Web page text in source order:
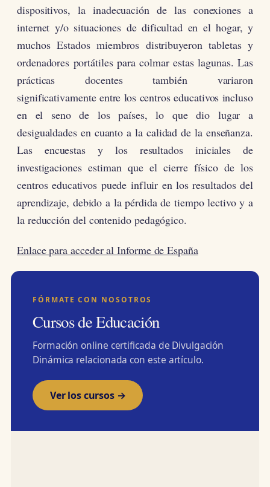
dispositivos, la inadecuación de las conexiones a
internet y/o situaciones de dificultad en el hogar, y
muchos Estados miembros distribuyeron tabletas y
ordenadores portátiles para colmar estas lagunas. Las
prácticas docentes también variaron
significativamente entre los centros educativos incluso
en el seno de los países, lo que dio lugar a
desigualdades en cuanto a la calidad de la enseñanza.
Las encuestas y los resultados iniciales de
investigaciones estiman que el cierre físico de los
centros educativos puede influir en los resultados del
aprendizaje, debido a la pérdida de tiempo lectivo y a
la reducción del contenido pedagógico.
Enlace para acceder al Informe de España
FÓRMATE CON NOSOTROS
Cursos de Educación
Formación online certificada de Divulgación
Dinámica relacionada con este artículo.
Ver los cursos →